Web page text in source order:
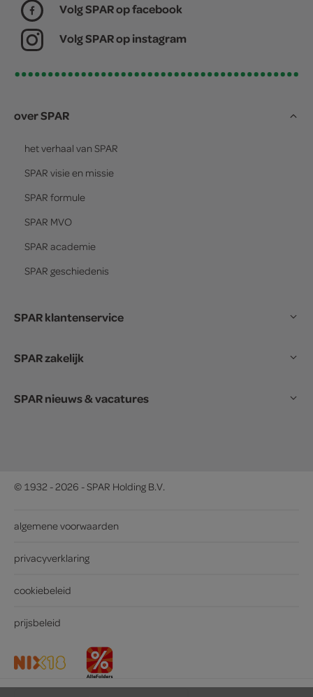
Volg SPAR op facebook
Volg SPAR op instagram
over SPAR
het verhaal van SPAR
SPAR visie en missie
SPAR formule
SPAR MVO
SPAR academie
SPAR geschiedenis
SPAR klantenservice
SPAR zakelijk
SPAR nieuws & vacatures
© 1932 - 2026 - SPAR Holding B.V.
algemene voorwaarden
privacyverklaring
cookiebeleid
prijsbeleid